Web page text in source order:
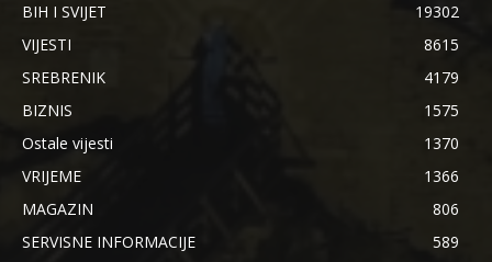
BIH I SVIJET
19302
VIJESTI
8615
SREBRENIK
4179
BIZNIS
1575
Ostale vijesti
1370
VRIJEME
1366
MAGAZIN
806
SERVISNE INFORMACIJE
589